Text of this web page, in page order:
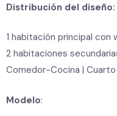
Distribución del diseño:
1 habitación principal con
2 habitaciones
Comedor-Cocina |
Modelo: